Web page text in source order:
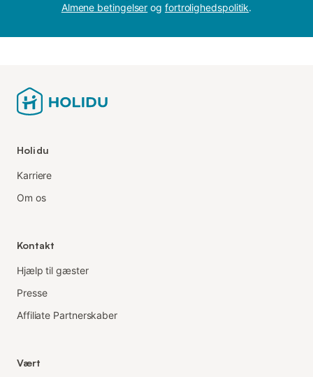
Almene betingelser og fortrolighedspolitik.
Holidu
Karriere
Om os
Kontakt
Hjælp til gæster
Presse
Affiliate Partnerskaber
Vært